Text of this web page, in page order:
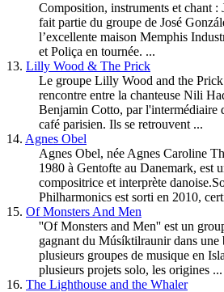
Composition, instruments et chant :
fait partie du groupe de José
l’excellente maison Memphis
et Poliça en tournée. ...
13. Lilly Wood & The Prick
Le groupe Lilly Wood and the Prick
rencontre entre la chanteuse Nili
Benjamin Cotto, par l'intermédiaire
café parisien. Ils se retrouvent ...
14. Agnes Obel
Agnes Obel, née Agnes Caroline
1980 à Gentofte au Danemark, est
compositrice et interprète
Philharmonics est sorti en 2010,
15. Of Monsters And Men
''Of Monsters and Men'' est un
gagnant du Músíktilraunir dans une
plusieurs groupes de musique en
plusieurs projets solo, les origines ...
16. The Lighthouse and the Whaler